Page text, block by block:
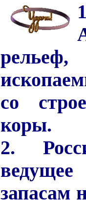
со
коры.
2.
запасам